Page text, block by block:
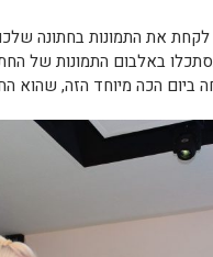
את התמונות בחתונה
באלבום התמונות של
הכה מיוחד הזה, שהוא